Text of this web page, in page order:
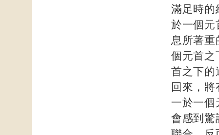
滿足時的
於一個元
息所著重
個元首之
首之下的
回來，
一於一個
會感到驚